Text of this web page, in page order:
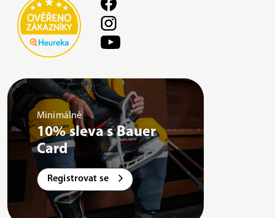
Minimálně
10% sleva s Bauer
Card
Registrovat se